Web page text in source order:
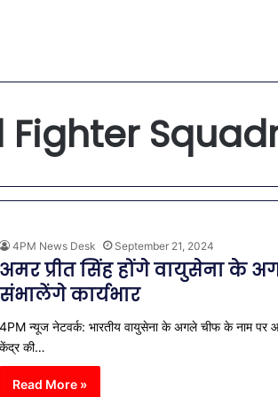
4PM News Desk September 21, 2024
अमर प्रीत सिंह होंगे वायुसेना के
संभालेंगे कार्यभार
4PM न्यूज नेटवर्क: भारतीय वायुसेना के अगले चीफ के नाम पर
केंद्र की…
Read More »